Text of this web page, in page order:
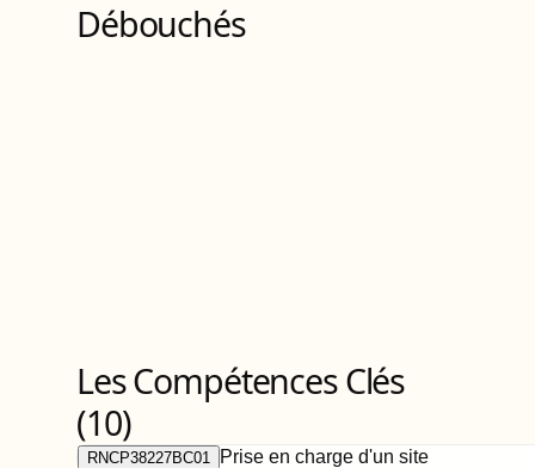
Débouchés
Les Compétences Clés
(10)
RNCP38227BC01 Prise en charge d'un site